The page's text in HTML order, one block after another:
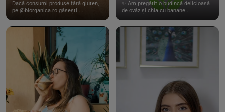
Dacă consumi produse fără gluten,
pe @biorganica.ro găsești ...
✨ Am pregătit o budincă delicioasă
de ovăz și chia cu banane...